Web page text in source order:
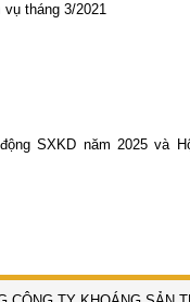
vụ tháng 3/2021
SXKD năm 2025 và